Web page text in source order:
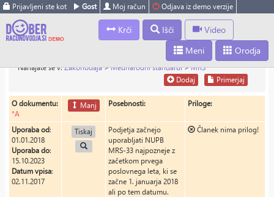
Prijavljeni ste kot Gost Moj račun Odjava iz demo verzije
Krči Išči
Video
Orodja
Meni
Nahajate se v:Zakonodaja>Mednarodni standardi>MRS
Primerjaj
Dodaj
O dokumentu:
*A
Manj Posebnosti: Priloge:
Uporaba od:
01.01.2018
Uporaba do:
15.10.2023
Datum vpisa:
02.11.2017
Tiskaj
Podjetja začnejo
uporabljati NUPB
MRS-33 najpozneje z
začetkom prvega
poslovnega leta, ki se
začne 1. januarja 2018
ali po tem datumu.
Članek nima prilog!